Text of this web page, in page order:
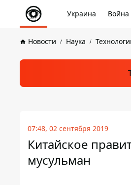
Украина Война
Новости Наука
07:48, 02 сентября 2019
Китайское
мусульман